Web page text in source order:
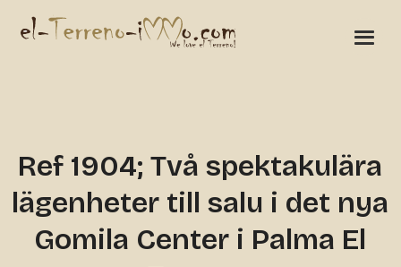
Ref 1904; Två spektakulära
lägenheter till salu i det nya
Gomila Center i Palma El